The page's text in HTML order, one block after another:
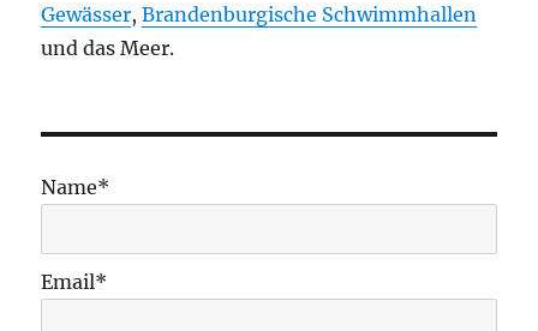
Gewässer,Brandenburgische Schwimmhallen
und das Meer.
Name*
Email*